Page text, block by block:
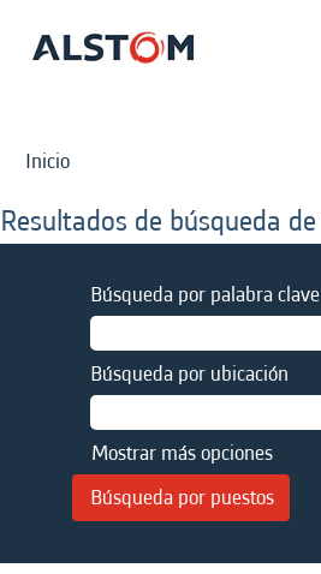
Inicio
Resultados de búsqueda de
Búsqueda por palabra clave
Búsqueda por ubicación
Mostrar más opciones